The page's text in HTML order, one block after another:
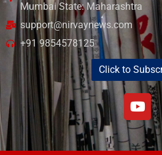
Mumbai State: Maharashtra
support@nirvaynews.com
+91 9854578125
Click to